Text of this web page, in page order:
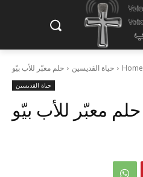
Home حياة القديسين حلم معبّر للأب بيّو
حياة القديسين
حلم معبّر للأب بيّو